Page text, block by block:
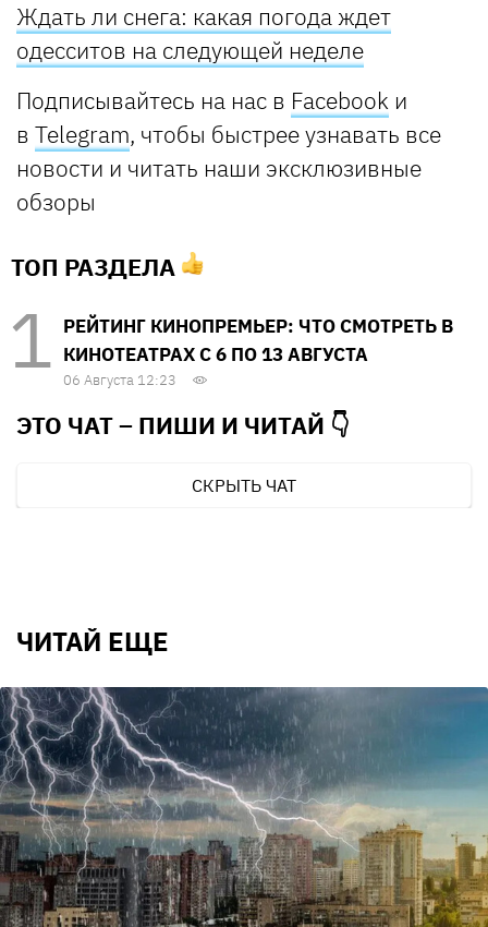
Ждать ли снега: какая погода ждет
одесситов на следующей неделе
Подписывайтесь на нас в Facebook и
в Telegram, чтобы быстрее узнавать все
новости и читать наши эксклюзивные
обзоры
ТОП РАЗДЕЛА
РЕЙТИНГ КИНОПРЕМЬЕР: ЧТО СМОТРЕТЬ В
КИНОТЕАТРАХ С 6 ПО 13 АВГУСТА
06 Августа 12:23
ЭТО ЧАТ – ПИШИ И ЧИТАЙ 👇
СКРЫТЬ ЧАТ
ЧИТАЙ ЕЩЕ